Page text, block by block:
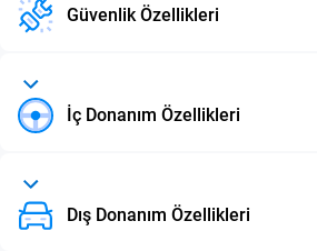
Güvenlik Özellikleri
İç Donanım Özellikleri
Dış Donanım Özellikleri